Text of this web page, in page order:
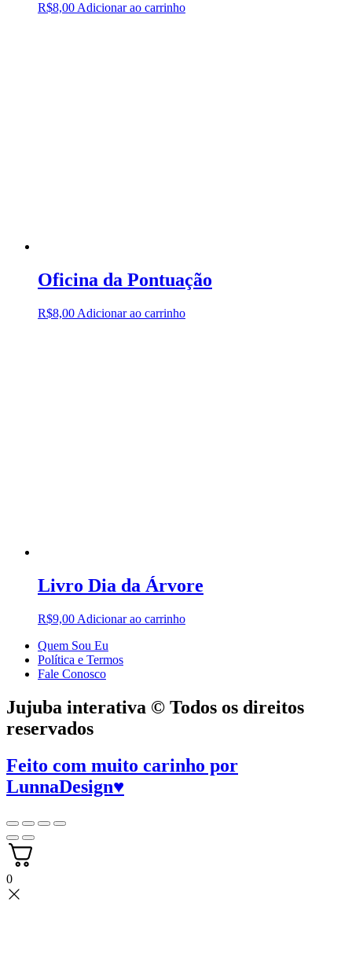
R$8,00 Adicionar ao carrinho
Oficina da Pontuação
R$8,00 Adicionar ao carrinho
Livro Dia da Árvore
R$9,00 Adicionar ao carrinho
Quem Sou Eu
Política e Termos
Fale Conosco
Jujuba interativa © Todos os direitos
reservados
Feito com muito carinho por
LunnaDesign♥
0